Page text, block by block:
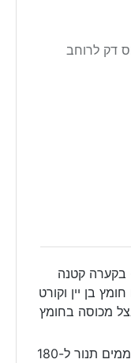
דק לרוחב
בקערה קטנה
בן יין וקורט
מכוסה בחומץ
מכינים את החומוס המתובל- מחממים תנור ל-180